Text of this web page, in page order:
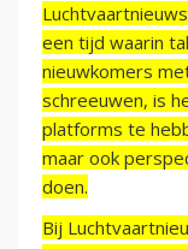
een tijd waarin
nieuwkomers
schreeuwen, is
platforms te
maar ook
doen.
Bij